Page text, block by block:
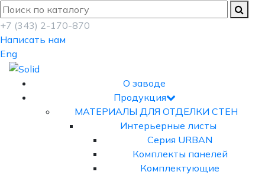
+7 (343) 2-170-870
Написать нам
Eng
О заводе
Продукция
МАТЕРИАЛЫ ДЛЯ ОТДЕЛКИ СТЕН
Интерьерные листы
Серия URBAN
Комплекты панелей
Комплектующие